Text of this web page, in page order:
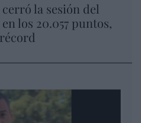
cerró la sesión del
los 20.057 puntos,